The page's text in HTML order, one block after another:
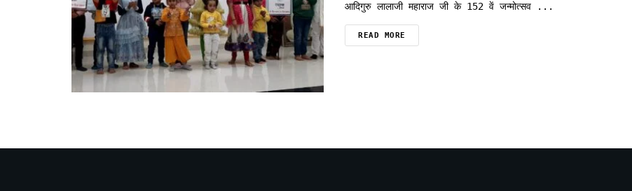
आदिगुरु लालाजी महाराज जी के 152 वें जन्मोत्सव ...
READ MORE